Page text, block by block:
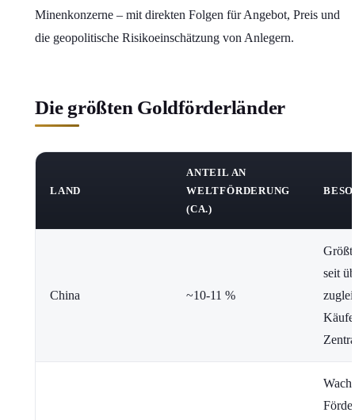
Minenkonzerne – mit direkten Folgen für Angebot, Preis und
die geopolitische Risikoeinschätzung von Anlegern.
Die größten Goldförderländer
LAND
ANTEIL AN
WELTFÖRDERUNG
(CA.)
China ~10-11 %
seit